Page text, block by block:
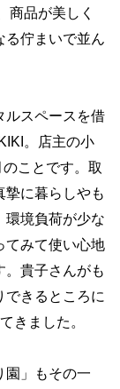
商品が美しく
る佇まいで並ん
ルスペースを借
。店主の小
ことです。取
摯に暮らしやも
環境負荷が少な
てみて使い心地
。貴子さんがも
できるところに
きました。
園」もその一